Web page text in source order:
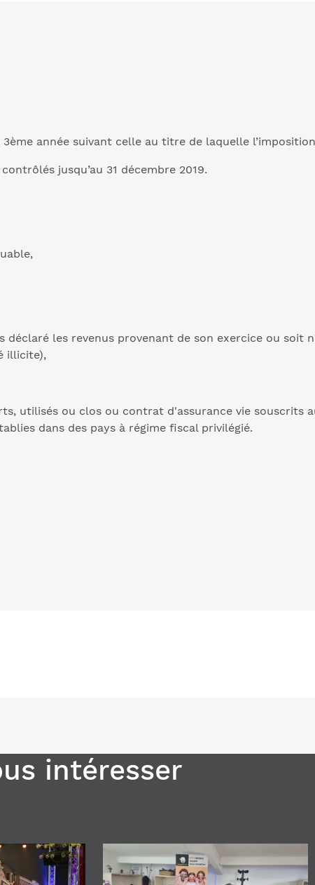
année suivant celle au titre de laquelle
jusqu’au 31 décembre 2019.
les revenus provenant de son exercice ou soit
illicite),
utilisés ou clos ou contrat d'assurance vie souscrits
dans des pays à régime fiscal privilégié.
intéresser